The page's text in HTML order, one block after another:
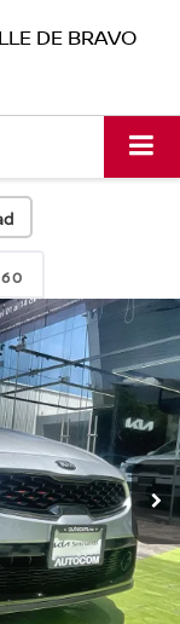
DE BRAVO